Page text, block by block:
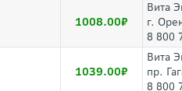
1008.00
Вита
г.
8 800
1039.00
Вита
пр.
8 800